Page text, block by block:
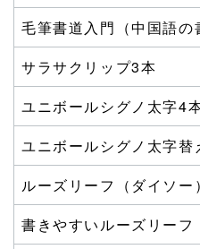
毛筆書道入門（中国語の
サラサクリップ3本
ユニボールシグノ太字4
ユニボールシグノ太字替
ルーズリーフ（ダイソー）
書きやすいルーズリーフ